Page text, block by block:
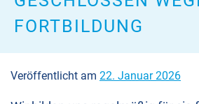
FORTBILDUNG
Veröffentlicht am 22. Januar 2026